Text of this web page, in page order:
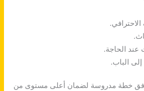
عند الحاجة.
الباب.
وفق خطة مدروسة لضمان أعلى مستوى من